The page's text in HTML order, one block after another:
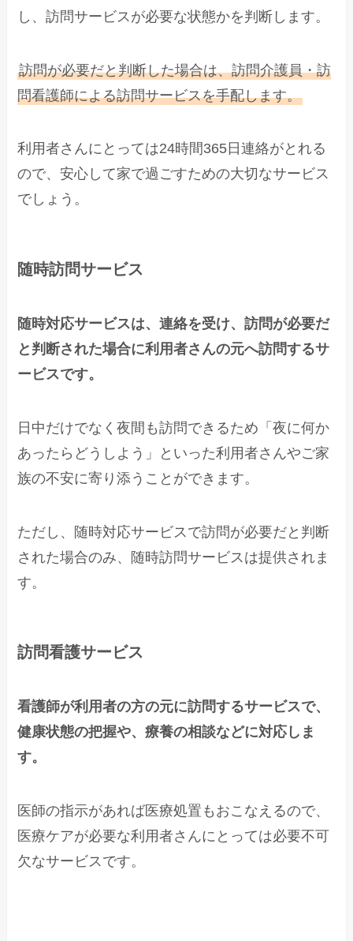
し、訪問サービスが必要な状態かを判断します。
訪問が必要だと判断した場合は、訪問介護員・訪
問看護師による訪問サービスを手配します。
利用者さんにとっては24時間365日連絡がとれる
ので、安心して家で過ごすための大切なサービス
でしょう。
随時訪問サービス
随時対応サービスは、連絡を受け、訪問が必要だ
と判断された場合に利用者さんの元へ訪問するサ
ービスです。
日中だけでなく夜間も訪問できるため「夜に何か
あったらどうしよう」といった利用者さんやご家
族の不安に寄り添うことができます。
ただし、随時対応サービスで訪問が必要だと判断
された場合のみ、随時訪問サービスは提供されま
す。
訪問看護サービス
看護師が利用者の方の元に訪問するサービスで、
健康状態の把握や、療養の相談などに対応しま
す。
医師の指示があれば医療処置もおこなえるので、
医療ケアが必要な利用者さんにとっては必要不可
欠なサービスです。